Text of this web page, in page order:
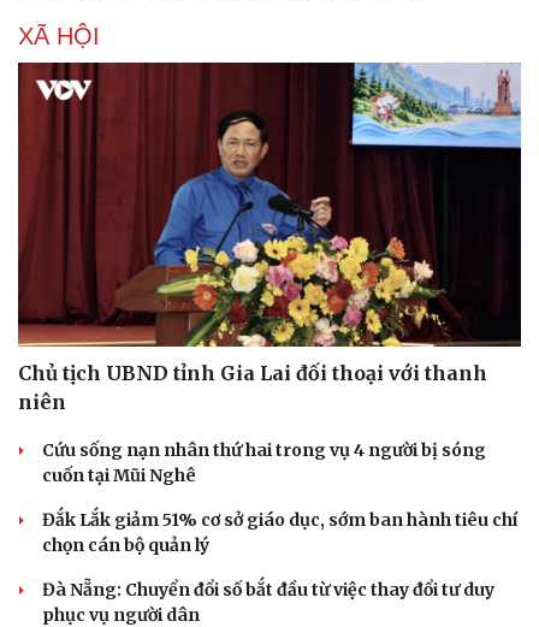
Cải chính
XÃ HỘI
Chủ tịch UBND tỉnh Gia Lai đối thoại với thanh
niên
Cứu sống nạn nhân thứ hai trong vụ 4 người bị sóng
cuốn tại Mũi Nghê
Đắk Lắk giảm 51% cơ sở giáo dục, sớm ban hành tiêu chí
chọn cán bộ quản lý
Đà Nẵng: Chuyển đổi số bắt đầu từ việc thay đổi tư duy
phục vụ người dân